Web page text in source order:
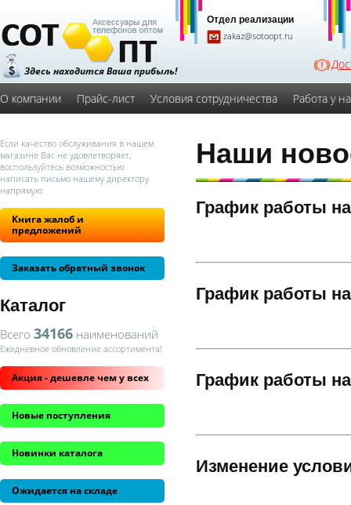
Здесь находится Ваша прибыль!
Отдел реализации
zakaz@sotoopt.ru
О компании Прайс-лист Условия сотрудничества Работа у
Если качество обслуживания в нашем
магазине Вас не удовлетворяет,
воспользуйтесь возможностью
написать письмо нашему директору
напрямую.
Книга жалоб и
предложений
Заказать обратный звонок
Каталог
Всего 34166 наименований
Ежедневное обновление ассортимента!
Акция - дешевле чем у всех
Новые поступления
Новинки каталога
Ожидается на складе
Наши
График работы
График работы
График работы
Изменение